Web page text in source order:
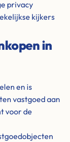
privacy
kijkers
in
en is
vastgoed aan
voor de